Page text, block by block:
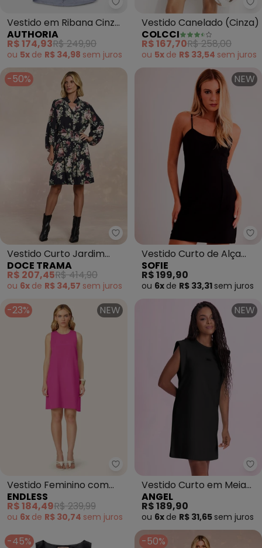
Authoria - Vestido em Ribana
Vestido em Ribana Cinza
com Pedraria (Cinza)
AUTHORIA
R$ 174,93R$ 249,90
ou 5x de R$ 34,98 sem juros
Vestido Canelado (Cinza)
COLCCI
R$ 167,70R$ 258,00
ou 5x de R$ 33,54 sem juros
-50%
Doce Trama - Vestido Curto
Vestido Curto Jardim
Decor (Estampado)
DOCE TRAMA
R$ 207,45R$ 414,90
ou 6x de R$ 34,57 sem juros
NEW
Vestido Curto de Alça
New Ease em Plano
Alfaiatari
SOFIE
R$ 199,90
ou 6x de R$ 33,31 sem juros
-23% NEW
Endless - Vestido Feminino
Vestido Feminino com
Abertura nas Costas
(Rosa)
ENDLESS
R$ 184,49R$ 239,99
ou 6x de R$ 30,74 sem juros
NEW
Vestido Curto em Meia
Malha (Preto)
ANGEL
R$ 189,90
ou 6x de R$ 31,65 sem juros
-45% -50%